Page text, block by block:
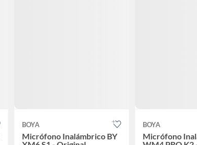
BOYA
Micrófono Inalámbrico BY
BOYA
Micrófono